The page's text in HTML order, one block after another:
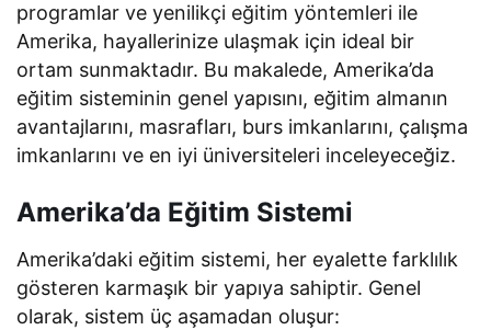
programlar ve yenilikçi eğitim yöntemleri ile
Amerika, hayallerinize ulaşmak için ideal bir
ortam sunmaktadır. Bu makalede, Amerika’da
eğitim sisteminin genel yapısını, eğitim almanın
avantajlarını, masrafları, burs imkanlarını, çalışma
imkanlarını ve en iyi üniversiteleri inceleyeceğiz.
Amerika’da Eğitim Sistemi
Amerika’daki eğitim sistemi, her eyalette farklılık
gösteren karmaşık bir yapıya sahiptir. Genel
olarak, sistem üç aşamadan oluşur: